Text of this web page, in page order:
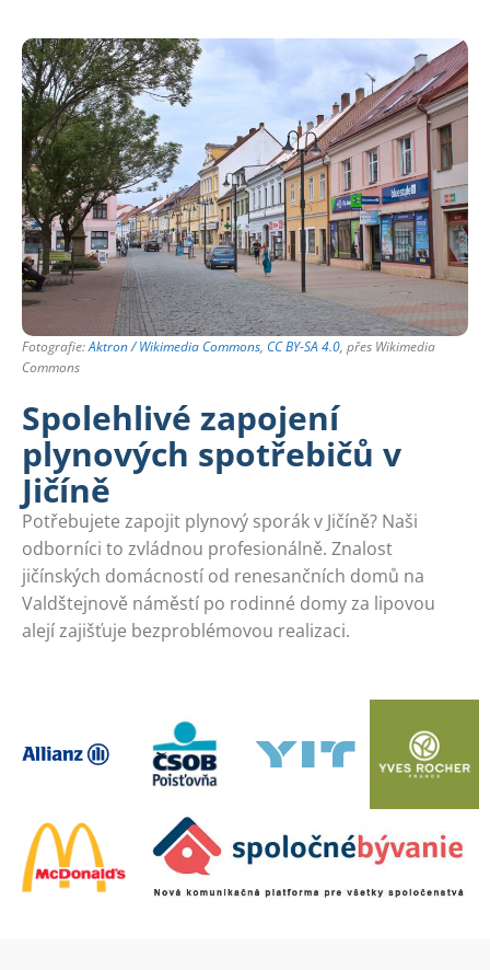
Fotografie:Aktron / Wikimedia Commons, CC BY-SA 4.0, přes Wikimedia
Commons
Spolehlivé zapojení
plynových spotřebičů v
Jičíně
Potřebujete zapojit plynový sporák v Jičíně? Naši
odborníci to zvládnou profesionálně. Znalost
jičínských domácností od renesančních domů na
Valdštejnově náměstí po rodinné domy za lipovou
alejí zajišťuje bezproblémovou realizaci.